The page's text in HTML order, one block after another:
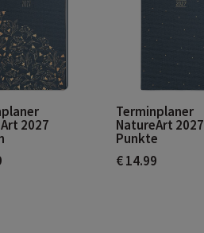
2027
Terminplaner
NatureArt 2027
Punkte
€ 14.99